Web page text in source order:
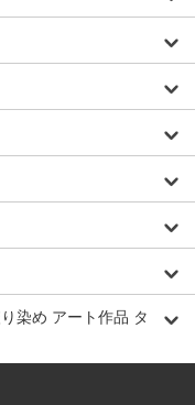
染め アート作品 タ